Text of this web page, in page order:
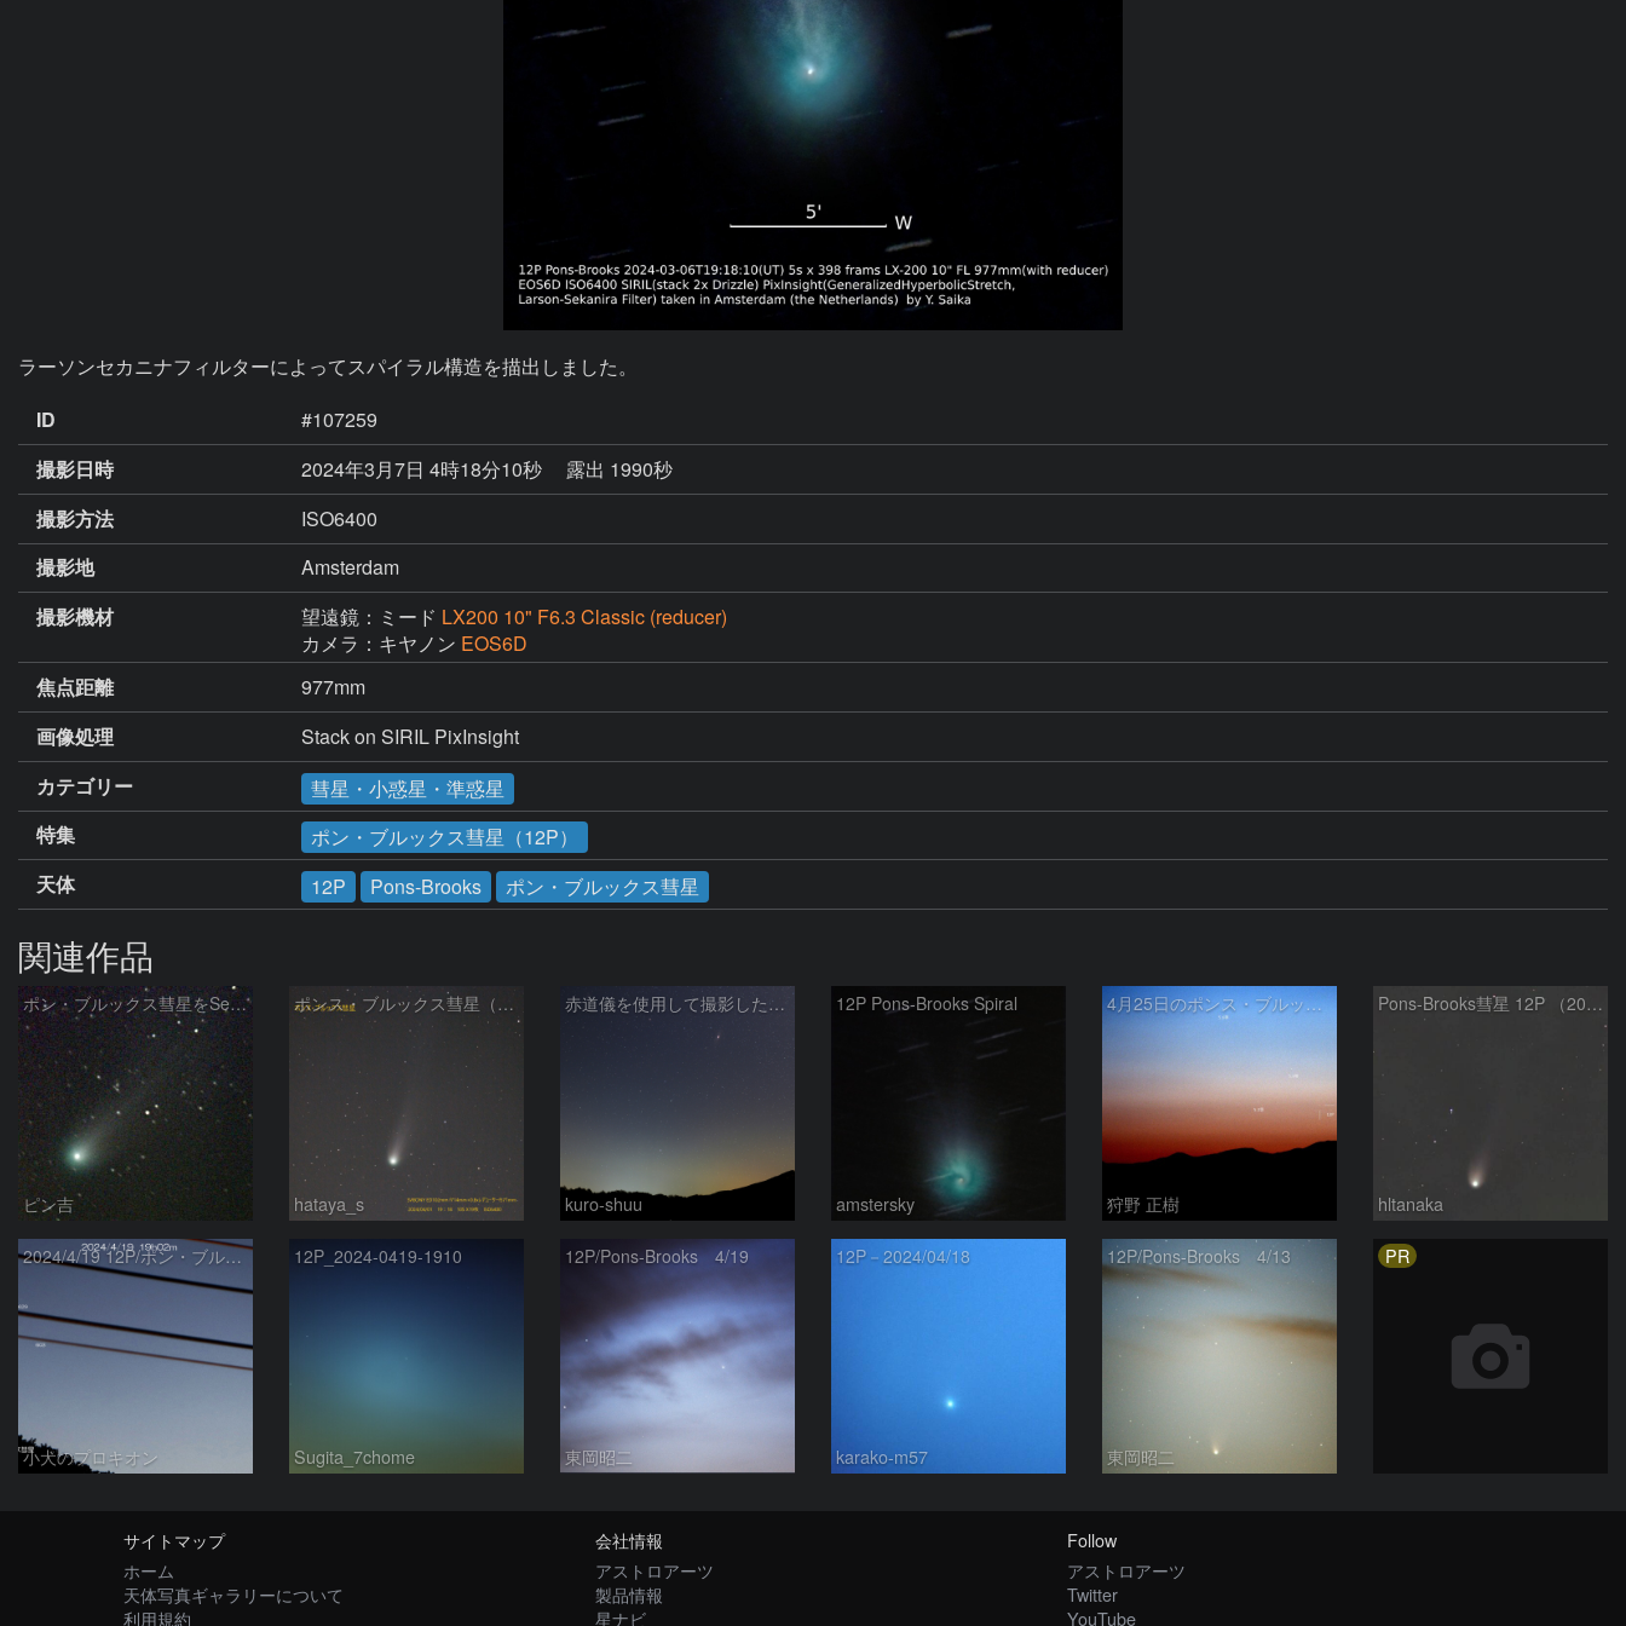
ラーソンセカニナフィルターによってスパイラル構造を描出しました。
ID
#107259
撮影日時
2024年3月7日 4時18分10秒
露出 1990秒
撮影方法
ISO6400
撮影地
Amsterdam
撮影機材
望遠鏡：ミード LX200 10" F6.3 Classic (reducer)
カメラ：キヤノン EOS6D
焦点距離
977mm
画像処理
Stack on SIRIL PixInsight
カテゴリー
彗星・小惑星・準惑星
特集
ポン・ブルックス彗星（12P）
天体
12P Pons-Brooks ポン・ブルックス彗星
関連作品
ポン・ブルックス彗星をSeeStar S50で撮影画像を再処理
ピン吉
ポンス・ブルックス彗星（12P/Pons-Brooks）2024/04/01
hataya_s
赤道儀を使用して撮影した画像のSequatorによるコンポジット結果
kuro-shuu
12P Pons-Brooks Spiral
amstersky
4月25日のポンス・ブルックス彗星(12P)
狩野 正樹
Pons-Brooks彗星 12P （2024/04/08） 米国テキサス州
hltanaka
2024/4/19 12P/ポン・ブルックス彗星・木星・天王星
小犬のプロキオン
12P_2024-0419-1910
Sugita_7chome
12P/Pons-Brooks 4/19
東岡昭二
12P－2024/04/18
karako-m57
12P/Pons-Brooks 4/13
東岡昭二
PR
サイトマップ
ホーム
天体写真ギャラリーについて
利用規約
会社情報
アストロアーツ
製品情報
星ナビ
Follow
アストロアーツ
Twitter
YouTube